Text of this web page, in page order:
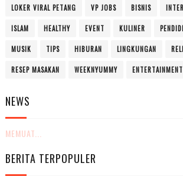
LOKER VIRAL PETANG VP JOBS BISNIS
ISLAM HEALTHY EVENT KULINER
MUSIK TIPS HIBURAN LINGKUNGAN
RESEP MASAKAN WEEKNYUMMY ENTERTAINMENT
NEWS
MEMUAT...
BERITA TERPOPULER